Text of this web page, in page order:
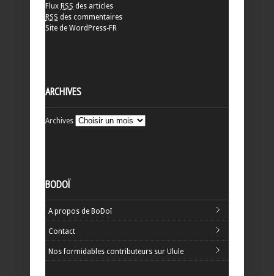
Flux RSS des articles
RSS des commentaires
Site de WordPress-FR
ARCHIVES
Archives
BODOÏ
A propos de BoDoï
Contact
Nos formidables contributeurs sur Ulule